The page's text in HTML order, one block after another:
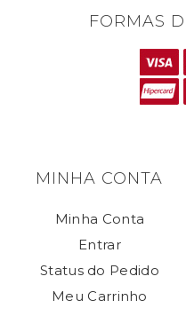
FORMAS
MINHA CONTA
Minha Conta
Entrar
Status do Pedido
Meu Carrinho